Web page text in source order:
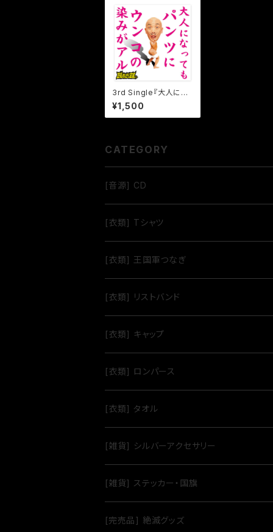
3rd Single『大人にな
ってもパンツにウンコの
染みがアル』
¥1,500
CATEGORY
[音源] CD
[衣類] Tシャツ
[衣類] 王国軍つなぎ
[衣類] リストバンド
[衣類] キャップ
[衣類] ロンパース
[衣類] タオル
[雑貨] シルバーアクセサリー
[雑貨] ステッカー・国旗
[完売品] 絶滅グッズ